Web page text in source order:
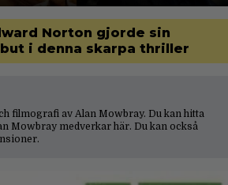
Norton gjorde sin
i denna skarpa thriller
filmografi av Alan Mowbray. Du kan hitta
Mowbray medverkar här. Du kan också
.